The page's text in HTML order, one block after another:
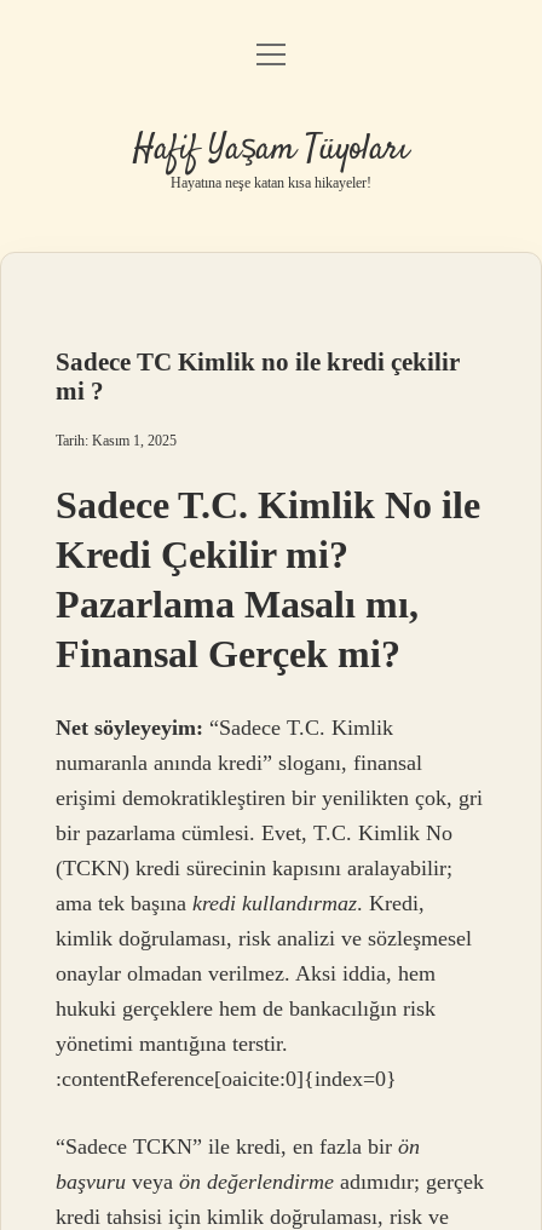
Anasayfa
Yasal Uyarı
menüyü
Hafif Yaşam Tüyoları
Hayatına neşe katan kısa hikayeler!
Sadece TC Kimlik no ile kredi çekilir
mi ?
Tarih: Kasım 1, 2025
Sadece T.C. Kimlik No ile
Kredi Çekilir mi?
Pazarlama Masalı mı,
Finansal Gerçek mi?
Net söyleyeyim: “Sadece T.C. Kimlik
numaranla anında kredi” sloganı, finansal
erişimi demokratikleştiren bir yenilikten çok, gri
bir pazarlama cümlesi. Evet, T.C. Kimlik No
(TCKN) kredi sürecinin kapısını aralayabilir;
ama tek başınakredi kullandırmaz. Kredi,
kimlik doğrulaması, risk analizi ve sözleşmesel
onaylar olmadan verilmez. Aksi iddia, hem
hukuki gerçeklere hem de bankacılığın risk
yönetimi mantığına terstir.
:contentReference[oaicite:0]{index=0}
“Sadece TCKN” ile kredi, en fazla birön
başvuru veyaön değerlendirme adımıdır; gerçek
kredi tahsisi için kimlik doğrulaması, risk ve